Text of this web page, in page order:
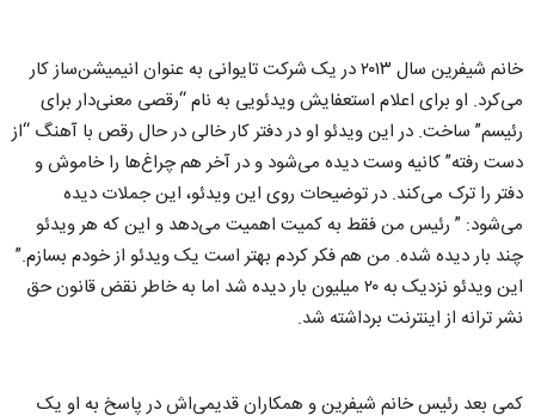
خانم شیفرین سال ۲۰۱۳ در یک شرکت تایوانی به عنوان انیمیشن‌ساز کار
می‌کرد. او برای اعلام استعفایش ویدئویی به نام “رقصی معنی‌دار برای
رئیسم” ساخت. در این ویدئو او در دفتر کار خالی در حال رقص با آهنگ “از
دست رفته” کانیه وست دیده می‌شود و در آخر هم چراغ‌ها را خاموش و
دفتر را ترک می‌کند. در توضیحات روی این ویدئو، این جملات دیده
می‌شود: ” رئیس من فقط به کمیت اهمیت می‌دهد و این که هر ویدئو
چند بار دیده شده. من هم فکر کردم بهتر است یک ویدئو از خودم بسازم.”
این ویدئو نزدیک به ۲۰ میلیون بار دیده شد اما به خاطر نقض قانون حق
نشر ترانه از اینترنت برداشته شد.
کمی بعد رئیس خانم شیفرین و همکاران قدیمی‌اش در پاسخ به او یک